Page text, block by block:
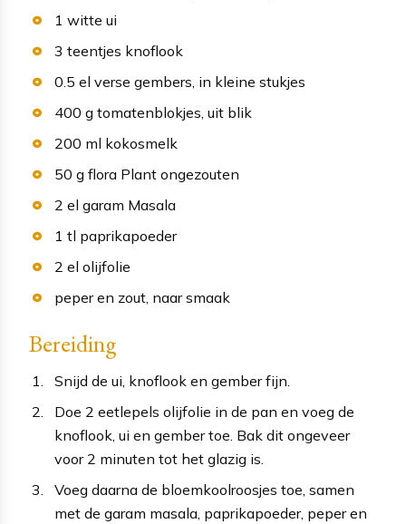
1 witte ui
3 teentjes knoflook
0.5 el verse gembers, in kleine stukjes
400 g tomatenblokjes, uit blik
200 ml kokosmelk
50 g flora Plant ongezouten
2 el garam Masala
1 tl paprikapoeder
2 el olijfolie
peper en zout, naar smaak
Bereiding
Snijd de ui, knoflook en gember fijn.
Doe 2 eetlepels olijfolie in de pan en voeg de
knoflook, ui en gember toe. Bak dit ongeveer
voor 2 minuten tot het glazig is.
Voeg daarna de bloemkoolroosjes toe, samen
met de garam masala, paprikapoeder, peper en